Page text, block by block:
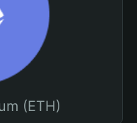
(ETH)